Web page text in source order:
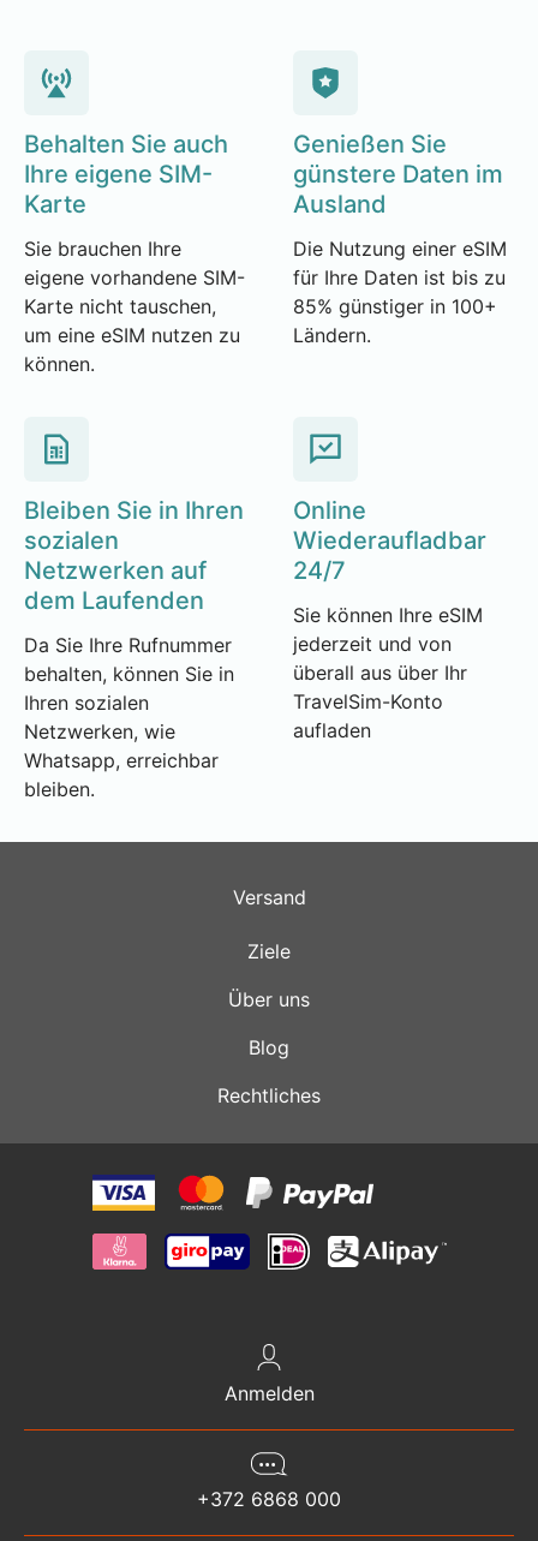
Behalten Sie auch
Ihre eigene SIM-
Karte
Sie brauchen Ihre
eigene vorhandene SIM-
Karte nicht tauschen,
um eine eSIM nutzen zu
können.
Genießen Sie
günstere Daten im
Ausland
Die Nutzung einer eSIM
für Ihre Daten ist bis zu
85% günstiger in 100+
Ländern.
Bleiben Sie in Ihren
sozialen
Netzwerken auf
dem Laufenden
Da Sie Ihre Rufnummer
behalten, können Sie in
Ihren sozialen
Netzwerken, wie
Whatsapp, erreichbar
bleiben.
Online
Wiederaufladbar
24/7
Sie können Ihre eSIM
jederzeit und von
überall aus über Ihr
TravelSim-Konto
aufladen
Versand
Ziele
Über uns
Blog
Rechtliches
Anmelden
+372 6868 000